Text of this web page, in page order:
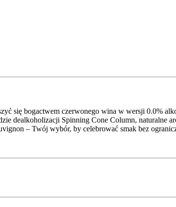
się bogactwem czerwonego wina w wersji 0.0%
dealkoholizacji Spinning Cone Column, naturalne
– Twój wybór, by celebrować smak bez